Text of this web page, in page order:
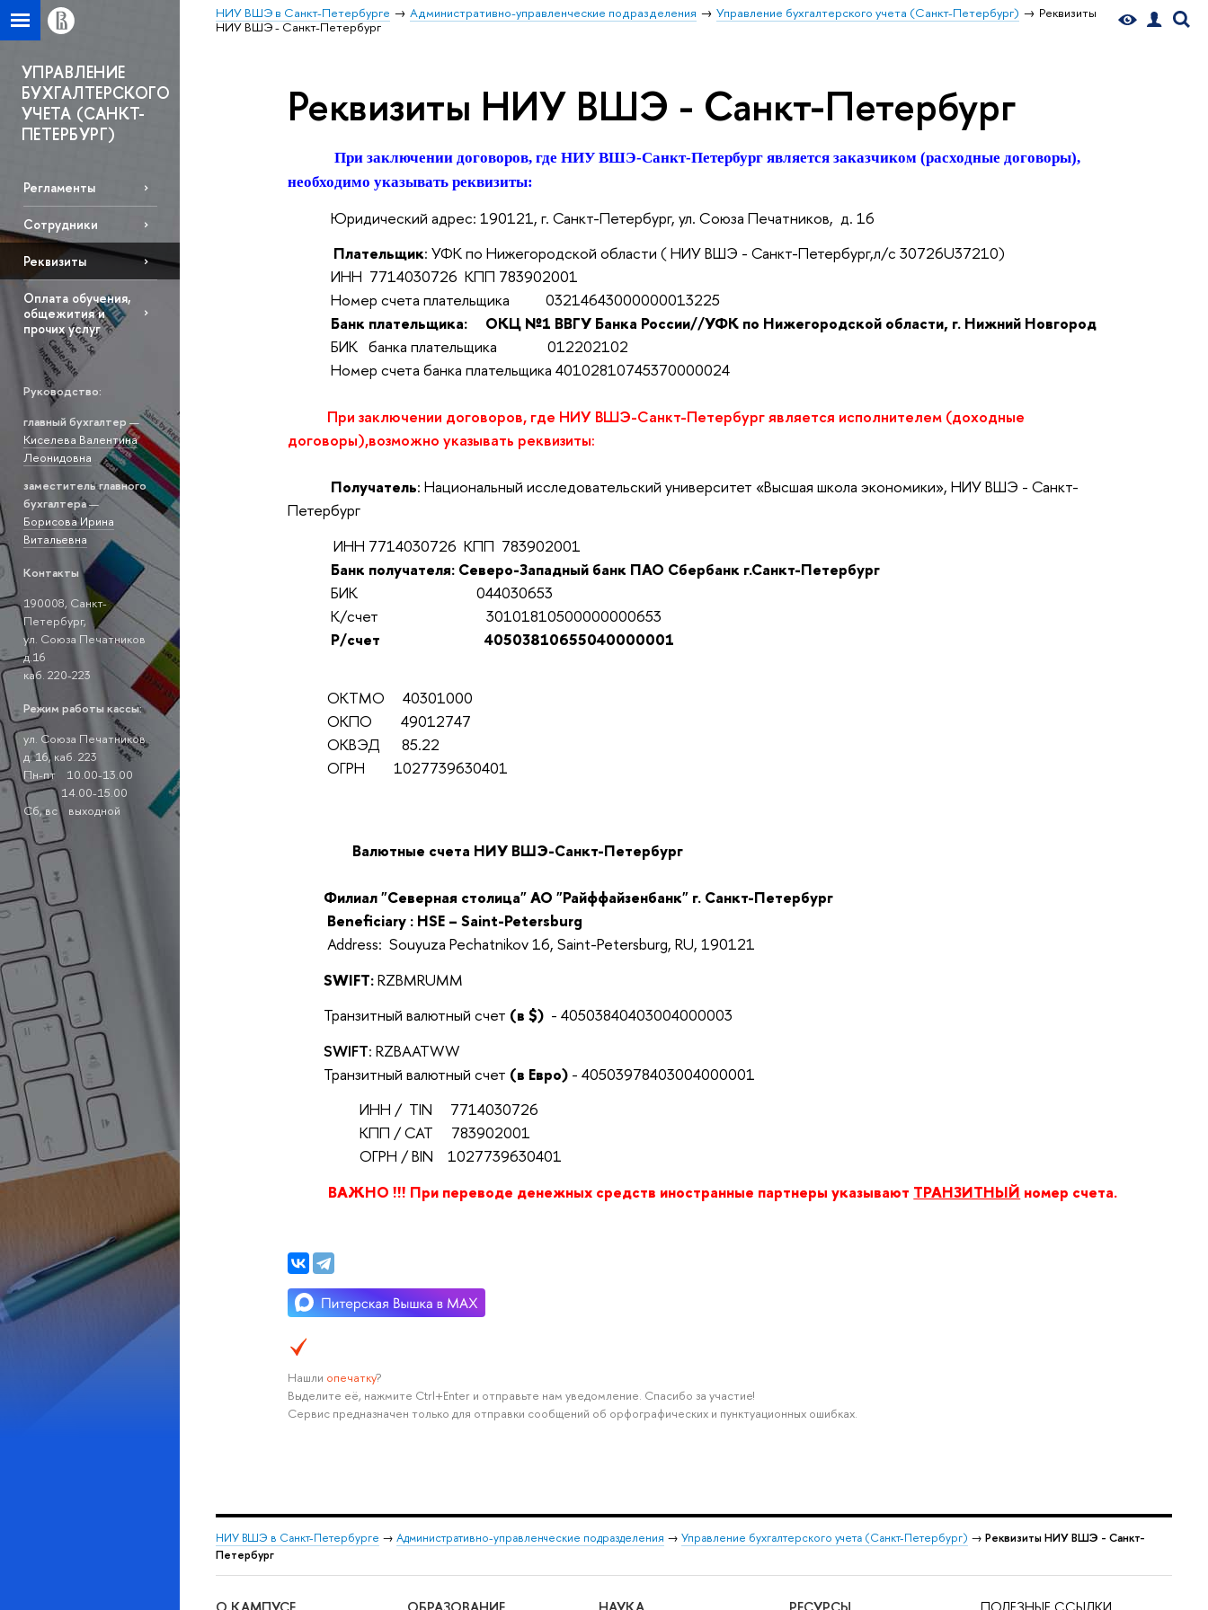
НИУ ВШЭ в Санкт-Петербурге Административно-управленческие подразделения Управление бухгалтерского учета (Санкт-Петербург)
Реквизиты
НИУ ВШЭ - Санкт-Петербург
УПРАВЛЕНИЕ
БУХГАЛТЕРСКОГО
УЧЕТА (САНКТ-
ПЕТЕРБУРГ)
Регламенты
Сотрудники
Реквизиты
Оплата обучения,
общежития и
прочих услуг
Руководство:
главный бухгалтер—
Киселева Валентина
Леонидовна
заместитель главного
бухгалтера—
Борисова Ирина
Витальевна
Контакты
190008, Санкт-
Петербург,
ул. Союза Печатников
д.16
каб. 220-223
Режим работы кассы:
ул. Союза Печатников
д. 16, каб. 223
Пн-пт 10.00-13.00
14.00-15.00
Сб, вс выходной
Реквизиты НИУ ВШЭ - Санкт-Петербург
При заключении договоров, где НИУ ВШЭ-Санкт-Петербург является заказчиком (расходные договоры),
необходимо указывать реквизиты:
Юридический адрес: 190121, г. Санкт-Петербург, ул. Союза Печатников, д. 16
Плательщик: УФК по Нижегородской области ( НИУ ВШЭ - Санкт-Петербург,л/с 30726U37210)
ИНН 7714030726 КПП 783902001
Номер счета плательщика 03214643000000013225
Банк плательщика:
ОКЦ №1 ВВГУ Банка России//УФК по Нижегородской области, г. Нижний Новгород
БИК банка плательщика 012202102
Номер счета банка плательщика 40102810745370000024
При заключении договоров, где НИУ ВШЭ-Санкт-Петербург является исполнителем(доходные
договоры),возможно указывать реквизиты:
Получатель: Национальный исследовательский университет «Высшая школа экономики», НИУ ВШЭ - Санкт-
Петербург
ИНН 7714030726 КПП 783902001
Банк получателя: Северо-Западный банк ПАО Сбербанк г.Санкт-Петербург
БИК 044030653
К/счет 30101810500000000653
Р/счет 40503810655040000001
ОКТМО 40301000
ОКПО 49012747
ОКВЭД 85.22
ОГРН 1027739630401
Валютные счета НИУ ВШЭ-Санкт-Петербург
Филиал "Северная столица" АО "Райффайзенбанк" г. Санкт-Петербург
Beneficiary :HSE – Saint-Petersburg
Address: Souyuza Pechatnikov 16, Saint-Petersburg, RU, 190121
SWIFT:RZBMRUMM
Транзитный валютный счет (в $)- 40503840403004000003
SWIFT: RZBAATWW
Транзитный валютный счет (в Евро)- 40503978403004000001
ИНН / TIN 7714030726
КПП / CAT 783902001
ОГРН / BIN 1027739630401
ВАЖНО !!! При переводе денежных средств иностранные партнеры указывают ТРАНЗИТНЫЙ номер счета.
Нашли опечатку?
Выделите её, нажмите Ctrl+Enter и отправьте нам уведомление. Спасибо за участие!
Сервис предназначен только для отправки сообщений об орфографических и пунктуационных ошибках.
НИУ ВШЭ в Санкт-Петербурге → Административно-управленческие подразделения → Управление бухгалтерского учета (Санкт-Петербург) → Реквизиты НИУ ВШЭ - Санкт-
Петербург